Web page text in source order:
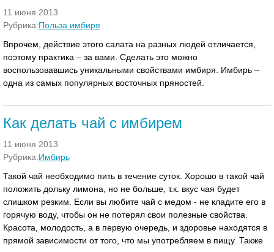
11 июня 2013
Рубрика:Польза имбиря
Впрочем, действие этого салата на разных людей отличается,
поэтому практика – за вами. Сделать это можно
воспользовавшись уникальными свойствами имбиря. Имбирь –
одна из самых популярных восточных пряностей.
Как делать чай с имбирем
11 июня 2013
Рубрика:Имбирь
Такой чай необходимо пить в течение суток. Хорошо в такой чай
положить дольку лимона, но не больше, т.к. вкус чая будет
слишком резким. Если вы любите чай с медом - не кладите его в
горячую воду, чтобы он не потерял свои полезные свойства.
Красота, молодость, а в первую очередь, и здоровье находятся в
прямой зависимости от того, что мы употребляем в пищу. Также